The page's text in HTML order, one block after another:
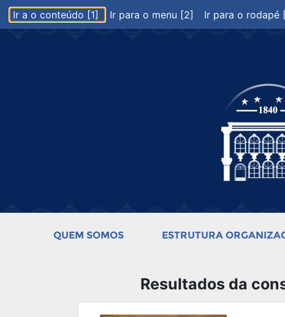
Ir a o conteúdo [1] Ir para o menu [2] Ir para o rodapé
QUEM SOMOS ESTRUTURA
Resultados da